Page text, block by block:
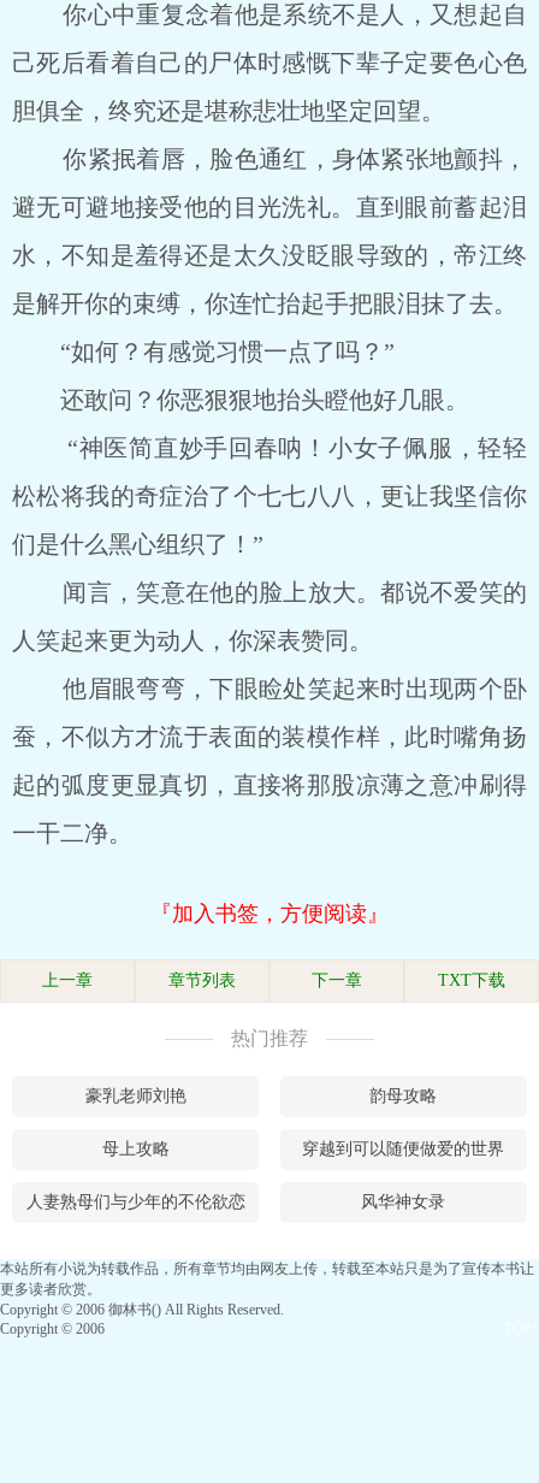
你心中重复念着他是系统不是人，又想起自
己死后看着自己的尸体时感慨下辈子定要色心色
胆俱全，终究还是堪称悲壮地坚定回望。
你紧抿着唇，脸色通红，身体紧张地颤抖，
避无可避地接受他的目光洗礼。直到眼前蓄起泪
水，不知是羞得还是太久没眨眼导致的，帝江终
是解开你的束缚，你连忙抬起手把眼泪抹了去。
“如何？有感觉习惯一点了吗？”
还敢问？你恶狠狠地抬头瞪他好几眼。
“神医简直妙手回春呐！小女子佩服，轻轻
松松将我的奇症治了个七七八八，更让我坚信你
们是什么黑心组织了！”
闻言，笑意在他的脸上放大。都说不爱笑的
人笑起来更为动人，你深表赞同。
他眉眼弯弯，下眼睑处笑起来时出现两个卧
蚕，不似方才流于表面的装模作样，此时嘴角扬
起的弧度更显真切，直接将那股凉薄之意冲刷得
一干二净。
『加入书签，方便阅读』
上一章 章节列表 下一章 TXT下载
热门推荐
豪乳老师刘艳 韵母攻略
母上攻略 穿越到可以随便做爱的世界
人妻熟母们与少年的不伦欲恋 风华神女录
本站所有小说为转载作品，所有章节均由网友上传，转载至本站只是为了宣传本书让
更多读者欣赏。
Copyright © 2006 御林书() All Rights Reserved.
Copyright © 2006